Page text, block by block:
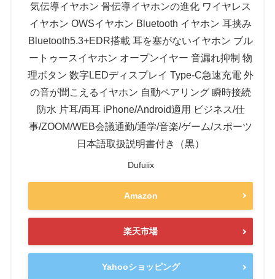
気伝導イヤホン 骨伝導イヤホンの進化 ワイヤレス
イヤホン OWSイヤホン Bluetooth イヤホン 耳挟み
Bluetooth5.3+EDR搭載 耳を塞がないイヤホン ブル
ートゥースイヤホン オープンイヤー 音漏れ抑制 物
理ボタン 数字LEDディスプレイ Type‐C急速充電 外
の音が聞こえるイヤホン 自動ペアリング 瞬時接続
防水 片耳/両耳 iPhone/Android適用 ビジネス/仕
事/ZOOM/WEB会議通勤/通学/音楽/ゲーム/スポーツ
日本語取扱説明書付き（黒）
Dufuiix
Amazon
楽天市場
Yahooショッピング